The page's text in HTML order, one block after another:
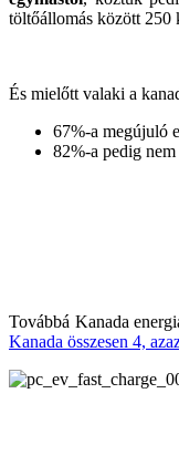
töltőállomás között 250
És mielőtt valaki a
67%-a megújuló
82%-a pedig
Továbbá Kanada
Kanada összesen 4,